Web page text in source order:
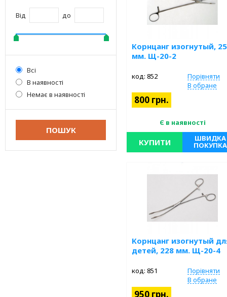
Корнцанг изогнутый,
мм. Щ-20-2
код: 852
Порівняти
В обране
800 грн.
Є в наявності
КУПИТИ ШВИДКА
ПОКУПКА
Корнцанг изогнутый
детей, 228 мм. Щ-20-4
код: 851
Порівняти
В обране
950 грн.
Від до
Всі
В наявності
Немає в наявності